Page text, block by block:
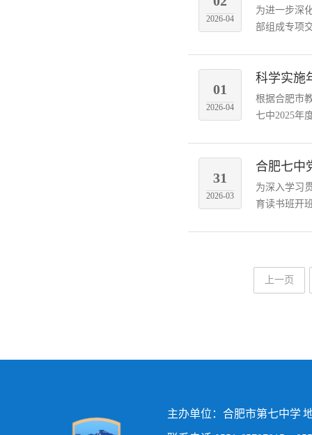
2026-04
为进一步深
部组成专项
01
2026-04
科学实施
根据合肥市
七中2025年
31
2026-03
合肥七中
为深入学习
育读书班开
上一页
主办单位：合肥市第七中学